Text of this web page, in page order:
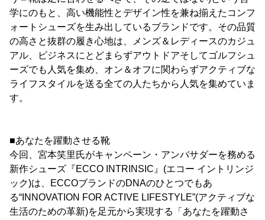
学にのもと、高い機能性とデザイン性を兼ね揃えたコンフ
ォートシューズを生み出しているブランドです。その品質
の高さと抜群の履き心地は、メンズ＆レディースのカジュ
アル、ビジネスにとどまらずアウトドアそしてゴルフシュ
ーズでも人気を集め、オン＆オフに関わらずアクティブな
ライフスタイルを送る全ての人たちから人気を集めていま
す。
■あなたを躍動させる靴
今回、宮本笑里氏がキャンペーン・アンバサダーを務める
新作シューズ『ECCO INTRINSIC』(エコー イントリンジ
ック)は、ECCOブランドのDNAのひとつでもあ
る“INNOVATION FOR ACTIVE LIFESTYLE”(アクティブな
生活のための革新)を足元から実現する「あなたを躍動さ